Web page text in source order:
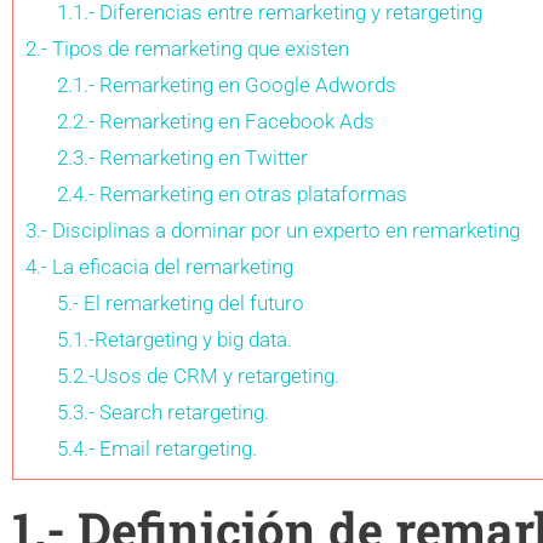
1.1.- Diferencias entre remarketing y retargeting
2.- Tipos de remarketing que existen
2.1.- Remarketing en Google Adwords
2.2.- Remarketing en Facebook Ads
2.3.- Remarketing en Twitter
2.4.- Remarketing en otras plataformas
3.- Disciplinas a dominar por un experto en remarketing
4.- La eficacia del remarketing
5.- El remarketing del futuro
5.1.-Retargeting y big data.
5.2.-Usos de CRM y retargeting.
5.3.- Search retargeting.
5.4.- Email retargeting.
1.- Definición de